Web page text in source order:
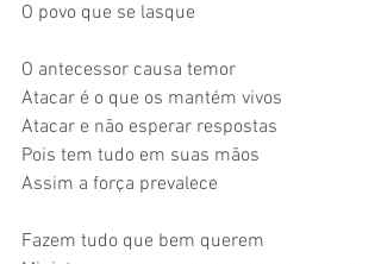
O povo que se lasque
O antecessor causa temor
Atacar é o que os mantém vivos
Atacar e não esperar respostas
Pois tem tudo em suas mãos
Assim a força prevalece
Fazem tudo que bem querem